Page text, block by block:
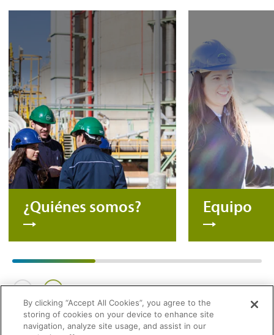
¿Quiénes somos? Equipo
By clicking “Accept All Cookies”, you agree to the
storing of cookies on your device to enhance site
navigation, analyze site usage, and assist in our